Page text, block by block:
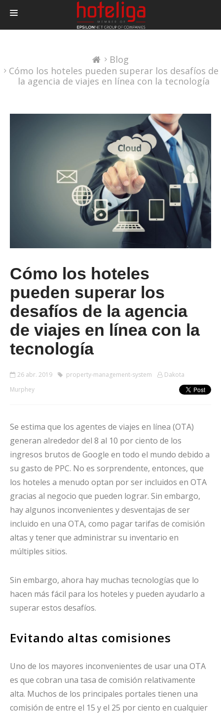
INTEGRACIONES
Blog
Cómo los hoteles pueden superar los desafíos de
la agencia de viajes en línea con la tecnología
Cómo los hoteles
pueden superar los
desafíos de la agencia
de viajes en línea con la
tecnología
26 abr. 2019 property-management-system
Dakota
Murphey
Se estima que los agentes de viajes en línea (OTA)
generan alrededor del 8 al 10 por ciento de los
ingresos brutos de Google en todo el mundo debido a
su gasto de PPC. No es sorprendente, entonces, que
los hoteles a menudo optan por ser incluidos en OTA
gracias al negocio que pueden lograr. Sin embargo,
hay algunos inconvenientes y desventajas de ser
incluido en una OTA, como pagar tarifas de comisión
altas y tener que administrar su inventario en
múltiples sitios.
Sin embargo, ahora hay muchas tecnologías que lo
hacen más fácil para los hoteles y pueden ayudarlo a
superar estos desafíos.
Evitando altas comisiones
Uno de los mayores inconvenientes de usar una OTA
es que cobran una tasa de comisión relativamente
alta. Muchos de los principales portales tienen una
comisión de entre el 15 y el 25 por ciento en cualquier